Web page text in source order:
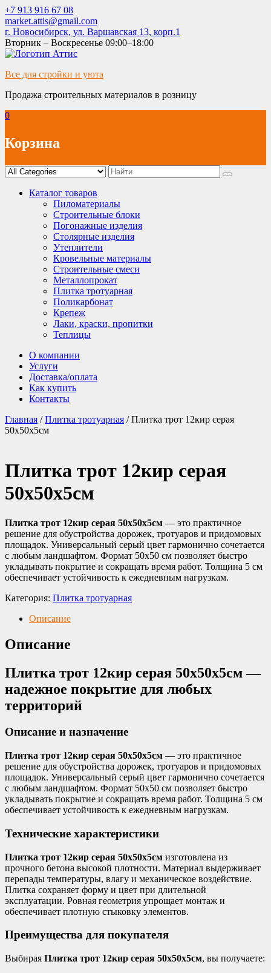
Skip
to
content
+7 913 916 67 08
market.attis@gmail.com
г. Новосибирск, ул. Варшавская 13, корп.1
Вторник – Воскресенье 09:00–18:00
Все для стройки и уюта
Продажа строительных материалов в розницу
0
Корзина
Каталог товаров
Пиломатериалы
Строительные блоки
Погонажные изделия
Столярные изделия
Утеплители
Кровельные материалы
Строительные смеси
Металлопрокат
Плитка тротуарная
Поликарбонат
Крепеж
Лаки, краски, пропитки
Теплицы
О компании
Услуги
Доставка/оплата
Как купить
Контакты
Главная /Плитка тротуарная / Плитка трот 12кир серая
50х50х5см
Плитка трот 12кир серая
50х50х5см
Плитка трот 12кир серая 50х50х5см — это практичное
решение для обустройства дорожек, тротуаров и придомовых
площадок. Универсальный серый цвет гармонично сочетается
с любым ландшафтом. Формат 50х50 см позволяет быстро
укладывать покрытие и сокращать время работ. Толщина 5 см
обеспечивает устойчивость к ежедневным нагрузкам.
Категория: Плитка тротуарная
Описание
Описание
Плитка трот 12кир серая 50х50х5см —
надежное покрытие для любых
территорий
Описание и назначение
Плитка трот 12кир серая 50х50х5см — это практичное
решение для обустройства дорожек, тротуаров и придомовых
площадок. Универсальный серый цвет гармонично сочетается
с любым ландшафтом. Формат 50х50 см позволяет быстро
укладывать покрытие и сокращать время работ. Толщина 5 см
обеспечивает устойчивость к ежедневным нагрузкам.
Технические характеристики
Плитка трот 12кир серая 50х50х5см изготовлена из
прочного бетона высокой плотности. Материал выдерживает
перепады температуры, влагу и механическое воздействие.
Плитка сохраняет форму и цвет при длительной
эксплуатации. Ровная геометрия упрощает монтаж и
обеспечивает плотную стыковку элементов.
Преимущества для покупателя
Выбирая Плитка трот 12кир серая 50х50х5см, вы получаете: